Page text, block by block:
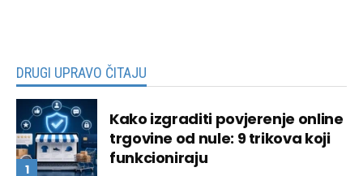
DRUGI UPRAVO ČITAJU
Kako izgraditi povjerenje online
trgovine od nule: 9 trikova koji
funkcioniraju